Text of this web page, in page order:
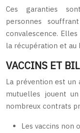
Ces garanties
personnes
convalescence.
la récupération et
VACCINS ET
La prévention est un
mutuelles jouent
nombreux contrats
Les vaccins non